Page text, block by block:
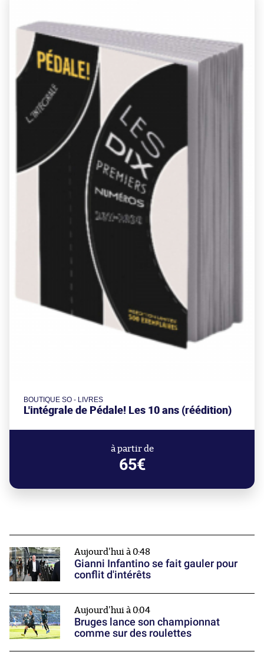
BOUTIQUE SO - LIVRES
L'intégrale de Pédale! Les 10 ans (réédition)
à partir de
65€
Aujourd'hui à 0:48
Gianni Infantino se fait gauler pour
conflit d'intérêts
Aujourd'hui à 0:04
Bruges lance son championnat
comme sur des roulettes